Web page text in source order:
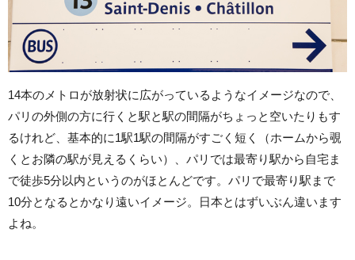
14本のメトロが放射状に広がっているようなイメージなので、
パリの外側の方に行くと駅と駅の間隔がちょっと空いたりもす
るけれど、基本的に1駅1駅の間隔がすごく短く（ホームから覗
くとお隣の駅が見えるくらい）、パリでは最寄り駅から自宅ま
で徒歩5分以内というのがほとんどです。パリで最寄り駅まで
10分となるとかなり遠いイメージ。日本とはずいぶん違います
よね。